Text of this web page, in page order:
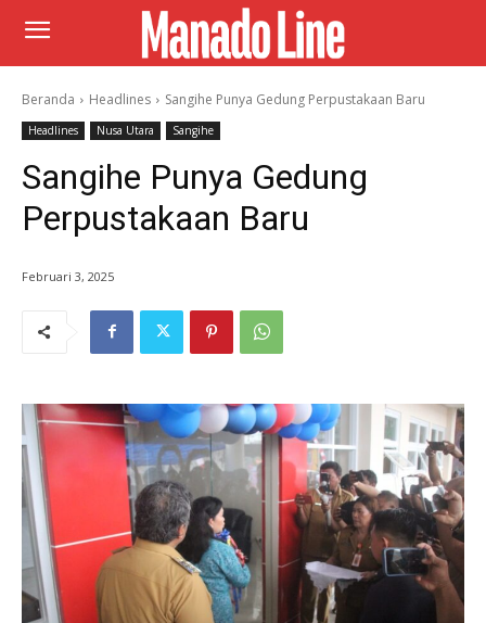
Beranda Headlines Sangihe Punya Gedung Perpustakaan Baru
Headlines Nusa Utara Sangihe
Sangihe Punya Gedung
Perpustakaan Baru
Februari 3, 2025